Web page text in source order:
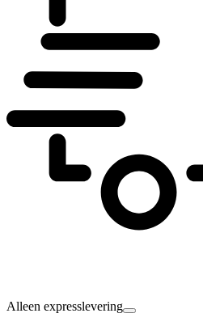
Alleen expresslevering